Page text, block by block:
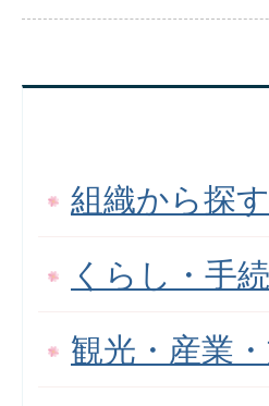
組織から探す
くらし・手
観光・産業